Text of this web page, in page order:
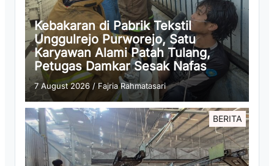
Kebakaran di Pabrik Tekstil
Unggulrejo Purworejo, Satu
Karyawan Alami Patah Tulang,
Petugas Damkar Sesak Nafas
7 August 2026 /Fajria Rahmatasari
BERITA